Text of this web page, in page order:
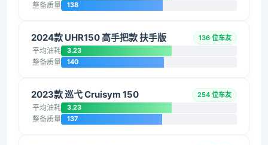
整备质量 138
2024款 UHR150 高手把款 扶手版 136 位车友
平均油耗 3.23
整备质量 140
2023款 巡弋 Cruisym 150 254 位车友
平均油耗 3.23
整备质量 137